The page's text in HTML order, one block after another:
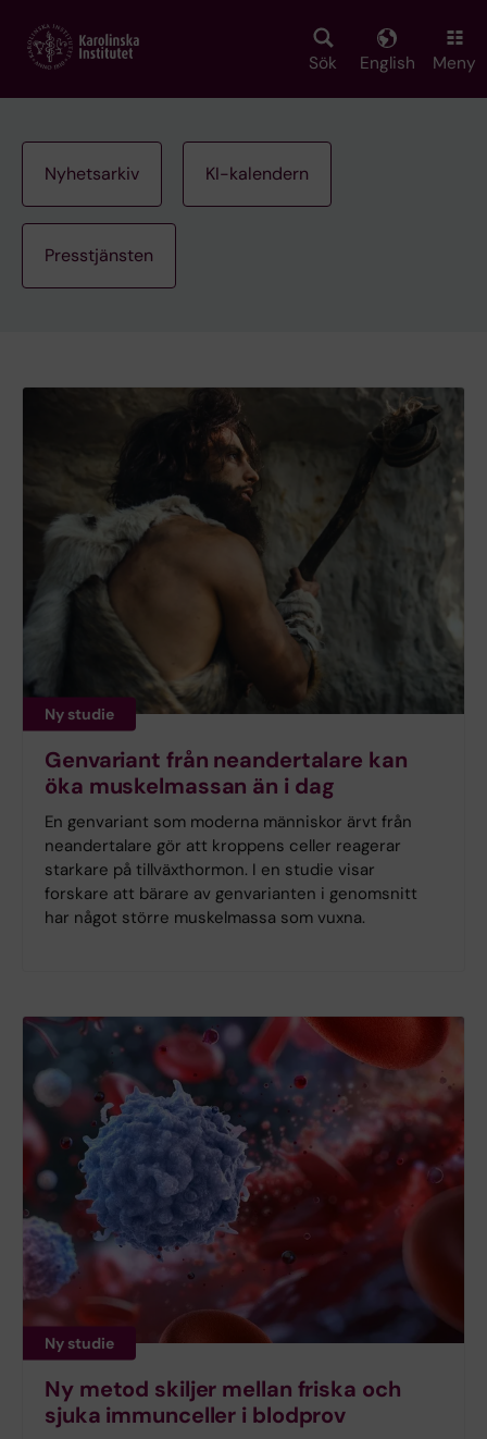
main
Sök English Meny
Nyhetsarkiv KI-kalendern
Presstjänsten
Ny studie
Genvariant från neandertalare kan
öka muskelmassan än i dag
En genvariant som moderna människor ärvt från
neandertalare gör att kroppens celler reagerar
starkare på tillväxthormon. I en studie visar
forskare att bärare av genvarianten i genomsnitt
har något större muskelmassa som vuxna.
Ny studie
Ny metod skiljer mellan friska och
sjuka immunceller i blodprov